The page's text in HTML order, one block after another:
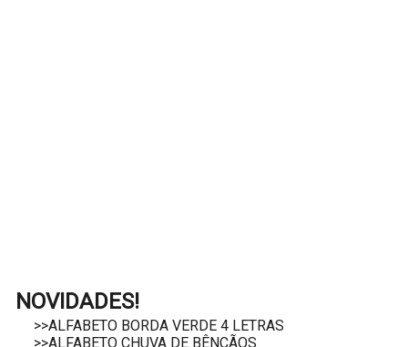
NOVIDADES!
>>ALFABETO BORDA VERDE 4 LETRAS
>>ALFABETO CHUVA DE BÊNÇÃOS